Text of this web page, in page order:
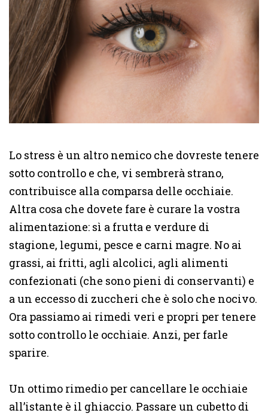
Lo stress è un altro nemico che dovreste tenere
sotto controllo e che, vi sembrerà strano,
contribuisce alla comparsa delle occhiaie.
Altra cosa che dovete fare è curare la vostra
alimentazione: sì a frutta e verdure di
stagione, legumi, pesce e carni magre. No ai
grassi, ai fritti, agli alcolici, agli alimenti
confezionati (che sono pieni di conservanti) e
a un eccesso di zuccheri che è solo che nocivo.
Ora passiamo ai rimedi veri e propri per tenere
sotto controllo le occhiaie. Anzi, per farle
sparire.
Un ottimo rimedio per cancellare le occhiaie
all’istante è il ghiaccio. Passare un cubetto di